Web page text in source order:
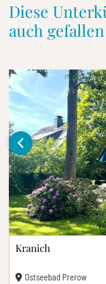
Diese
auch gefallen
Kranich
Ostseebad Prerow
‹